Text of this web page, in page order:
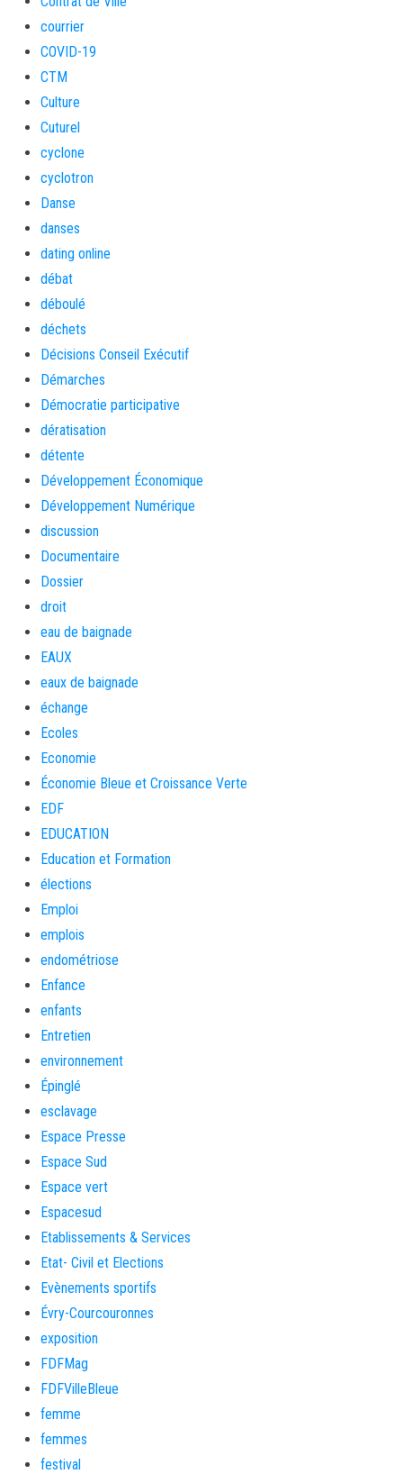
courrier
COVID-19
CTM
Culture
Cuturel
cyclone
cyclotron
Danse
danses
dating online
débat
déboulé
déchets
Décisions Conseil Exécutif
Démarches
Démocratie participative
dératisation
détente
Développement Économique
Développement Numérique
discussion
Documentaire
Dossier
droit
eau de baignade
EAUX
eaux de baignade
échange
Ecoles
Economie
Économie Bleue et Croissance Verte
EDF
EDUCATION
Education et Formation
élections
Emploi
emplois
endométriose
Enfance
enfants
Entretien
environnement
Épinglé
esclavage
Espace Presse
Espace Sud
Espace vert
Espacesud
Etablissements & Services
Etat- Civil et Elections
Evènements sportifs
Évry-Courcouronnes
exposition
FDFMag
FDFVilleBleue
femme
femmes
festival